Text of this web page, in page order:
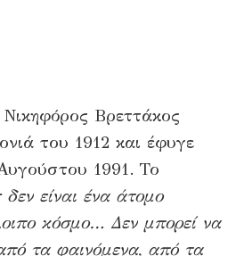
Βρεττάκος
του 1912 και έφυγε
1991. Το
δεν είναι ένα άτομο
κόσμο… Δεν μπορεί να
τα φαινόμενα, από τα